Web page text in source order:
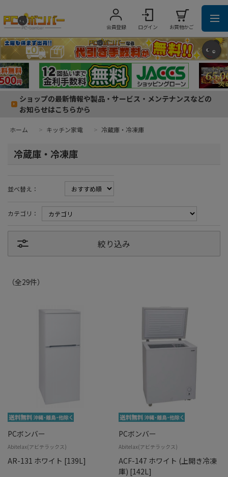
会員登録 ログイン お買物かご
ショップの最新情報や製品・サービス・メンテナンスなどの
お知らせはこちらから
ホーム > キッチン家電 > 冷蔵庫・冷凍庫
冷蔵庫・冷凍庫
並べ替え：
カテゴリ：
絞り込み
（全29件）
PCボンバー
Abitelax(アビテラックス)
AR-131 ホワイト [139L]
PCボンバー
Abitelax(アビテラックス)
ACF-147 ホワイト (上開き冷凍
庫) [142L]